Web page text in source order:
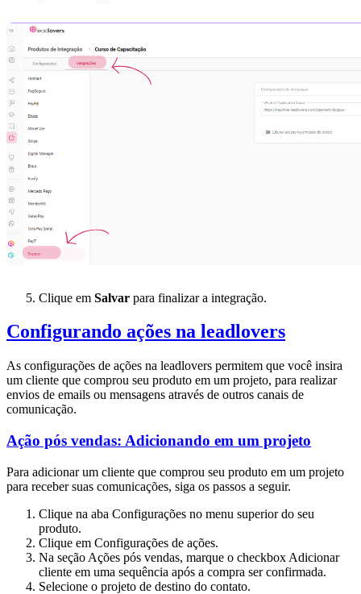
Clique em Salvar para finalizar a integração.
Configurando ações na leadlovers
As configurações de ações na leadlovers permitem que você insira
um cliente que comprou seu produto em um projeto, para realizar
envios de emails ou mensagens através de outros canais de
comunicação.
Ação pós vendas: Adicionando em um projeto
Para adicionar um cliente que comprou seu produto em um projeto
para receber suas comunicações, siga os passos a seguir.
Clique na aba Configurações no menu superior do seu
produto.
Clique em Configurações de ações.
Na seção Ações pós vendas, marque o checkbox Adicionar
cliente em uma sequência após a compra ser confirmada.
Selecione o projeto de destino do contato.